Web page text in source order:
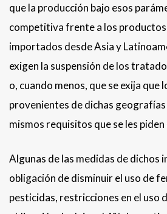
que la producción bajo esos
competitiva frente a los
importados desde Asia y
exigen la suspensión de los
o, cuando menos, que se exija que
provenientes de dichas geografías
mismos requisitos que se les
Algunas de las medidas de dichos
obligación de disminuir el uso de
pesticidas, restricciones en el uso